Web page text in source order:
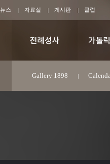
뉴스 자료실 게시판 클럽
Gallery 1898